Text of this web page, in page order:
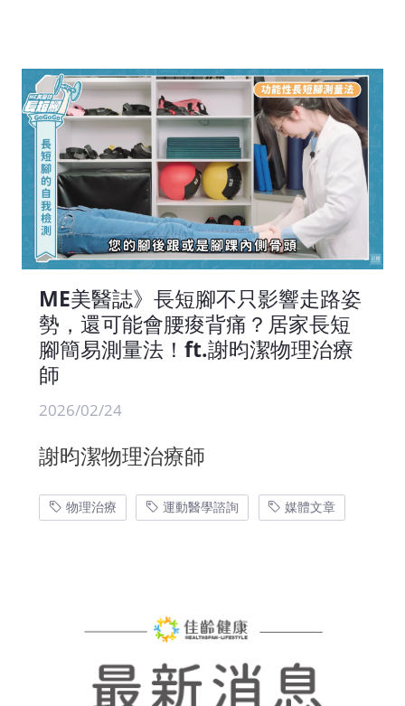
ME美醫誌》長短腳不只影響走路姿
勢，還可能會腰痠背痛？居家長短
腳簡易測量法！ft.謝昀潔物理治療
師
2026/02/24
謝昀潔物理治療師
物理治療 運動醫學諮詢 媒體文章